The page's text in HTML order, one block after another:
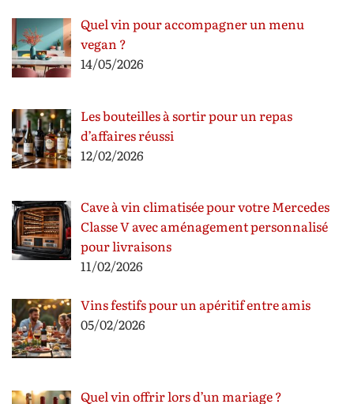
Quel vin pour accompagner un menu
vegan ?
14/05/2026
Les bouteilles à sortir pour un repas
d’affaires réussi
12/02/2026
Cave à vin climatisée pour votre Mercedes
Classe V avec aménagement personnalisé
pour livraisons
11/02/2026
Vins festifs pour un apéritif entre amis
05/02/2026
Quel vin offrir lors d’un mariage ?